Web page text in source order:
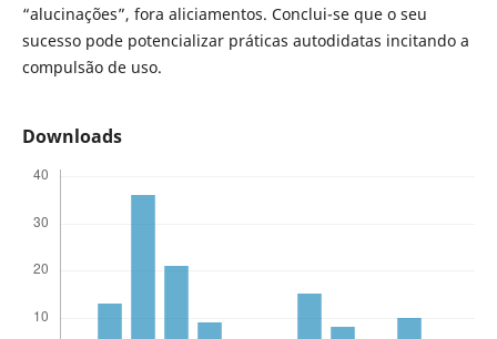
“alucinações”, fora aliciamentos. Conclui-se que o seu
sucesso pode potencializar práticas autodidatas incitando a
compulsão de uso.
Downloads